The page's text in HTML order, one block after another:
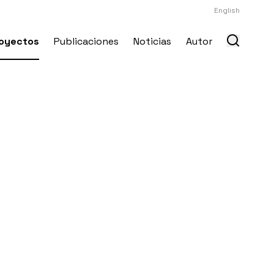
English
Publicaciones Noticias Autor